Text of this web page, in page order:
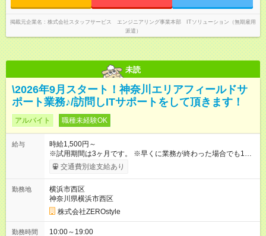
掲載元企業名
株式会社スタッフサービス エンジニアリング事業本部 ITソリューション（無期雇用
派遣）
未読
\2026年9月スタート！神奈川エリアフィールドサ
ポート業務♪/訪問しITサポートをして頂きます！
アルバイト 職種未経験OK
給与
時給1,500円～
※試用期間は3ヶ月です。 ※早くに業務が終わった場合でも1日
分満額支給させて頂きます。 【試用期間】試用期間あり 試用期
間の長さ：3ヶ月 雇用形態、給与は本採用時と同じです。
交通費別途支給あり
勤務地
横浜市西区
神奈川県横浜市西区
株式会社ZEROstyle
勤務時間
10:00～19:00